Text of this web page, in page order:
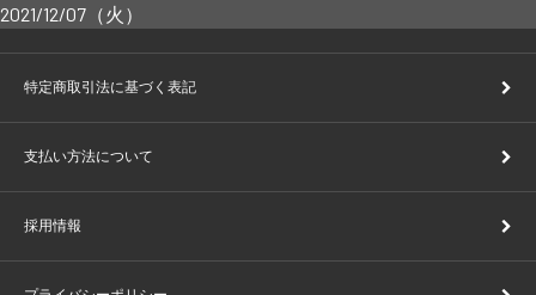
2021/12/07（火）
特定商取引法に基づく表記
支払い方法について
採用情報